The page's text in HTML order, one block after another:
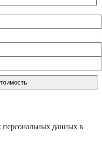
персональных данных в